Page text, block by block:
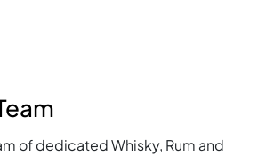
of dedicated Whisky, Rum and